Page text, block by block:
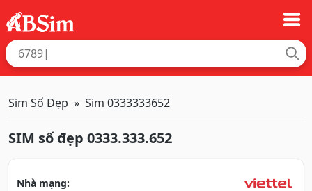
Sim Số Đẹp Sim 0333333652
SIM số đẹp 0333.333.652
Nhà mạng: